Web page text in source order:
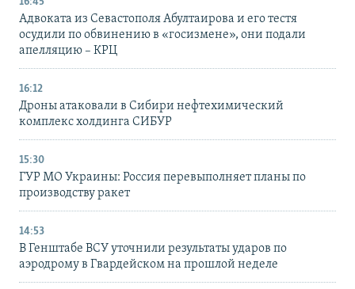
Адвоката из Севастополя Абултаирова и его тестя
осудили по обвинению в «госизмене», они подали
апелляцию – КРЦ
16:12
Дроны атаковали в Сибири нефтехимический
комплекс холдинга СИБУР
15:30
ГУР МО Украины: Россия перевыполняет планы по
производству ракет
14:53
В Генштабе ВСУ уточнили результаты ударов по
аэродрому в Гвардейском на прошлой неделе